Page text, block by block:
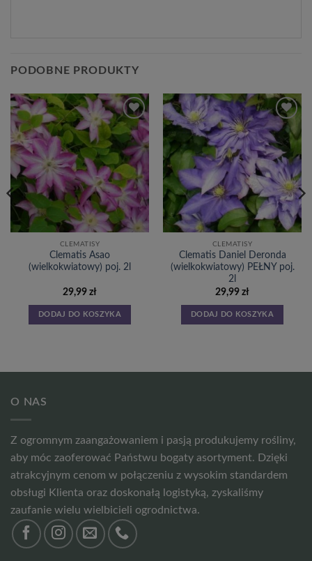
PODOBNE PRODUKTY
Dodaj
do
listy
życzeń
CLEMATISY
Clematis Asao
(wielkokwiatowy) poj. 2l
29,99 zł
DODAJ DO KOSZYKA
Dodaj
do
listy
życzeń
CLEMATISY
Clematis Daniel Deronda
(wielkokwiatowy) PEŁNY poj.
2l
29,99 zł
DODAJ DO KOSZYKA
O NAS
Z ogromnym zaangażowaniem i pasją produkujemy rośliny,
aby móc zaoferować Państwu bogaty asortyment. Dzięki
atrakcyjnym cenom w połączeniu z wysokim standardem
obsługi Klienta oraz doskonałą logistyką, zyskaliśmy
zaufanie wielu wielbicieli ogrodnictwa.